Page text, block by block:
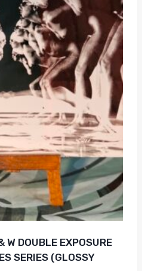
W DOUBLE EXPOSURE
SERIES (GLOSSY